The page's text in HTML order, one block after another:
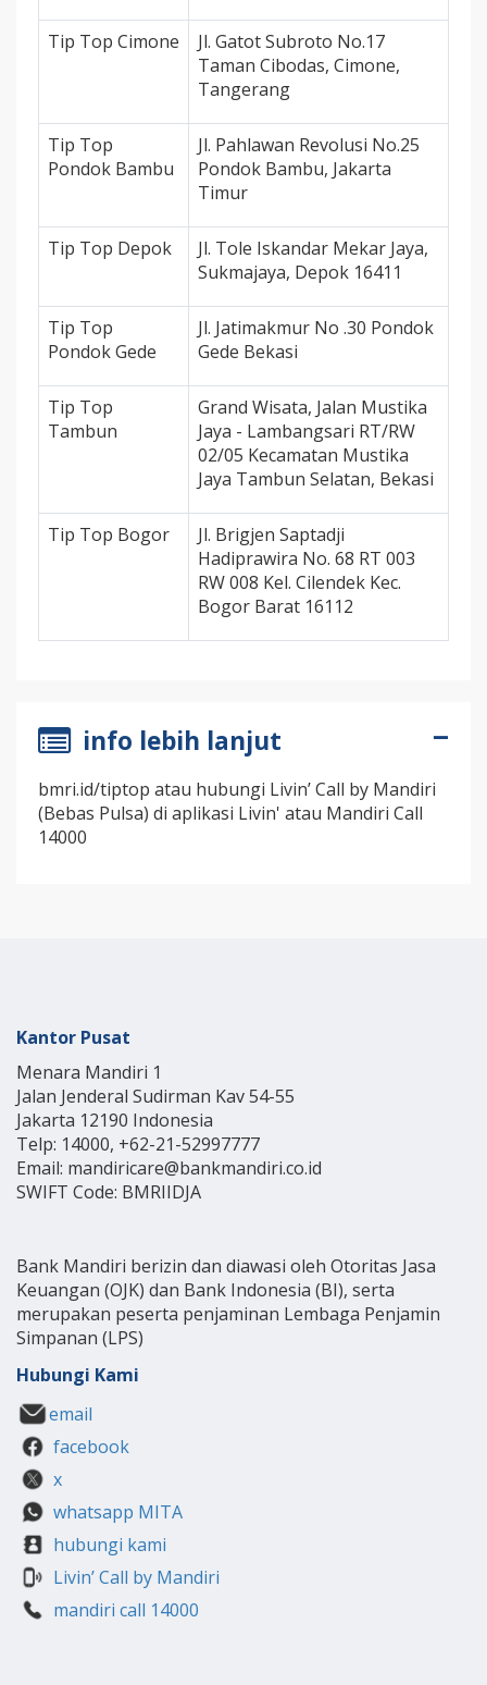
Tip Top Cimone
Jl. Gatot Subroto No.17
Taman Cibodas, Cimone,
Tangerang
Tip Top
Pondok Bambu
Jl. Pahlawan Revolusi No.25
Pondok Bambu, Jakarta
Timur
Tip Top Depok
Jl. Tole Iskandar Mekar Jaya,
Sukmajaya, Depok 16411
Tip Top
Pondok Gede
Jl. Jatimakmur No .30 Pondok
Gede Bekasi
Tip Top
Tambun
Grand Wisata, Jalan Mustika
Jaya - Lambangsari RT/RW
02/05 Kecamatan Mustika
Jaya Tambun Selatan, Bekasi
Tip Top Bogor
Jl. Brigjen Saptadji
Hadiprawira No. 68 RT 003
RW 008 Kel. Cilendek Kec.
Bogor Barat 16112
info lebih lanjut
bmri.id/tiptop atau hubungi Livin’ Call by Mandiri
(Bebas Pulsa) di aplikasi Livin' atau Mandiri Call
14000
Kantor Pusat
Menara Mandiri 1
Jalan Jenderal Sudirman Kav 54-55
Jakarta 12190 Indonesia
Telp: 14000, +62-21-52997777
Email: mandiricare@bankmandiri.co.id
SWIFT Code: BMRIIDJA
Bank Mandiri berizin dan diawasi oleh Otoritas Jasa
Keuangan (OJK) dan Bank Indonesia (BI), serta
merupakan peserta penjaminan Lembaga Penjamin
Simpanan (LPS)
Hubungi Kami
email
facebook
x
whatsapp MITA
hubungi kami
Livin’ Call by Mandiri
mandiri call 14000